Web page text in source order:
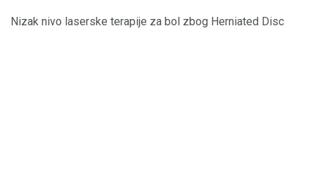
Nizak nivo laserske terapije za bol zbog Herniated Disc